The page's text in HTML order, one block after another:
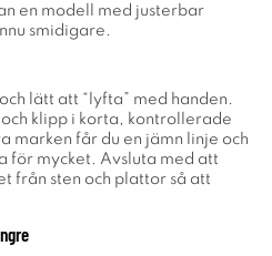
en modell med justerbar
smidigare.
lätt att “lyfta” med handen.
och klipp i korta, kontrollerade
marken får du en jämn linje och
för mycket. Avsluta med att
från sten och plattor så att